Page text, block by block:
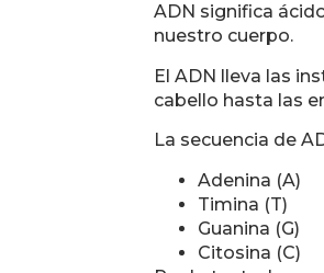
ADN significa
nuestro cuerpo.
El ADN lleva las
cabello hasta las
La secuencia de
Adenina (A)
Timina (T)
Guanina (G)
Citosina (C)